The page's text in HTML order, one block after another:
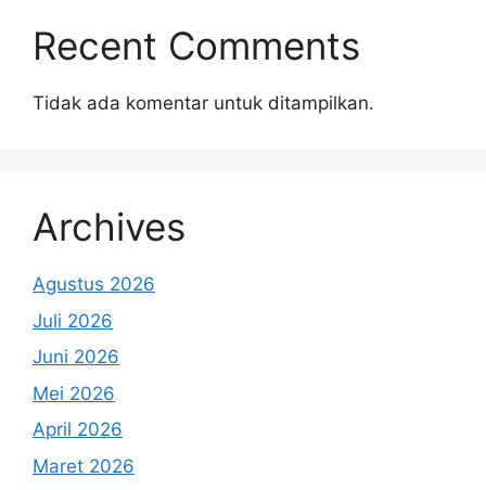
Recent Comments
Tidak ada komentar untuk ditampilkan.
Archives
Agustus 2026
Juli 2026
Juni 2026
Mei 2026
April 2026
Maret 2026